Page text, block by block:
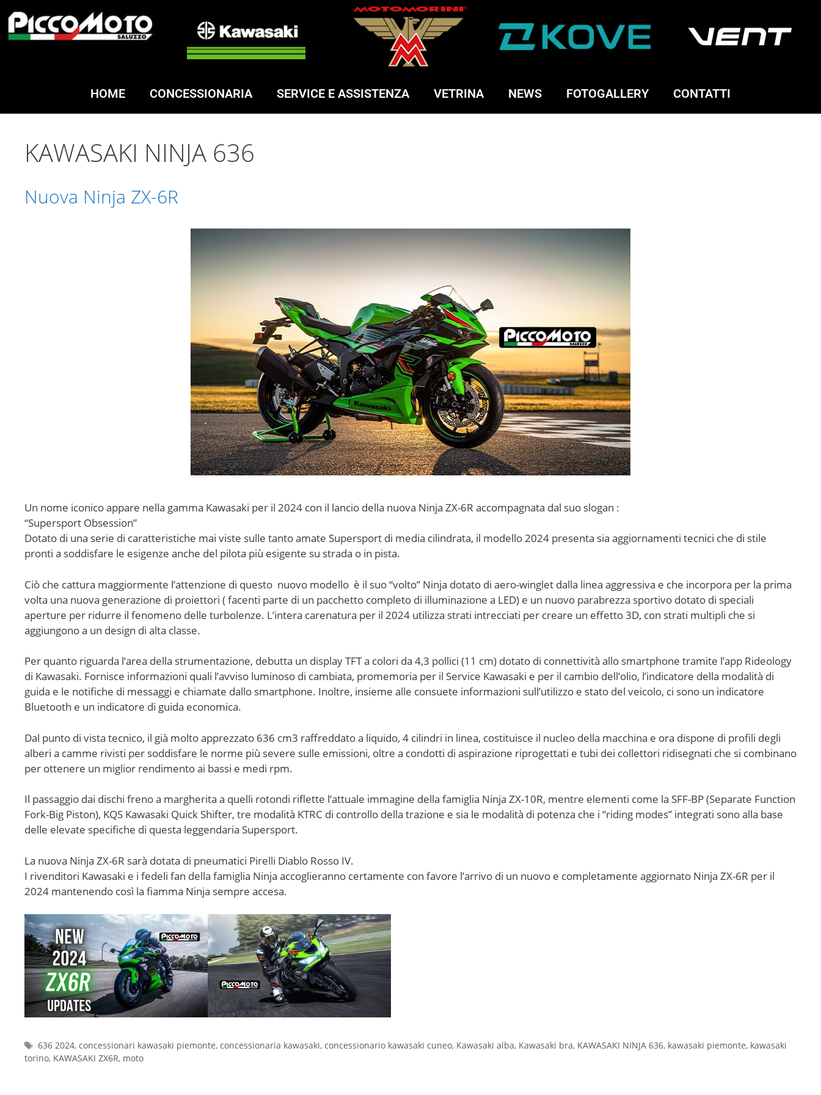
HOME CONCESSIONARIA SERVICE E ASSISTENZA VETRINA NEWS FOTOGALLERY CONTATTI
KAWASAKI NINJA 636
Nuova Ninja ZX-6R
Un nome iconico appare nella gamma Kawasaki per il 2024 con il lancio della nuova Ninja ZX-6R accompagnata dal suo slogan :
“Supersport Obsession”
Dotato di una serie di caratteristiche mai viste sulle tanto amate Supersport di media cilindrata, il modello 2024 presenta sia aggiornamenti tecnici che di stile
pronti a soddisfare le esigenze anche del pilota più esigente su strada o in pista.
Ciò che cattura maggiormente l’attenzione di questo nuovo modello è il suo “volto” Ninja dotato di aero-winglet dalla linea aggressiva e che incorpora per la prima
volta una nuova generazione di proiettori ( facenti parte di un pacchetto completo di illuminazione a LED) e un nuovo parabrezza sportivo dotato di speciali
aperture per ridurre il fenomeno delle turbolenze. L’intera carenatura per il 2024 utilizza strati intrecciati per creare un effetto 3D, con strati multipli che si
aggiungono a un design di alta classe.
Per quanto riguarda l’area della strumentazione, debutta un display TFT a colori da 4,3 pollici (11 cm) dotato di connettività allo smartphone tramite l’app Rideology
di Kawasaki. Fornisce informazioni quali l’avviso luminoso di cambiata, promemoria per il Service Kawasaki e per il cambio dell’olio, l’indicatore della modalità di
guida e le notifiche di messaggi e chiamate dallo smartphone. Inoltre, insieme alle consuete informazioni sull’utilizzo e stato del veicolo, ci sono un indicatore
Bluetooth e un indicatore di guida economica.
Dal punto di vista tecnico, il già molto apprezzato 636 cm3 raffreddato a liquido, 4 cilindri in linea, costituisce il nucleo della macchina e ora dispone di profili degli
alberi a camme rivisti per soddisfare le norme più severe sulle emissioni, oltre a condotti di aspirazione riprogettati e tubi dei collettori ridisegnati che si combinano
per ottenere un miglior rendimento ai bassi e medi rpm.
Il passaggio dai dischi freno a margherita a quelli rotondi riflette l’attuale immagine della famiglia Ninja ZX-10R, mentre elementi come la SFF-BP (Separate Function
Fork-Big Piston), KQS Kawasaki Quick Shifter, tre modalità KTRC di controllo della trazione e sia le modalità di potenza che i “riding modes” integrati sono alla base
delle elevate specifiche di questa leggendaria Supersport.
La nuova Ninja ZX-6R sarà dotata di pneumatici Pirelli Diablo Rosso IV.
I rivenditori Kawasaki e i fedeli fan della famiglia Ninja accoglieranno certamente con favore l’arrivo di un nuovo e completamente aggiornato Ninja ZX-6R per il
2024 mantenendo così la fiamma Ninja sempre accesa.
636 2024, concessionari kawasaki piemonte, concessionaria kawasaki, concessionario kawasaki cuneo, Kawasaki alba, Kawasaki bra, KAWASAKI NINJA 636, kawasaki piemonte, kawasaki
torino, KAWASAKI ZX6R, moto